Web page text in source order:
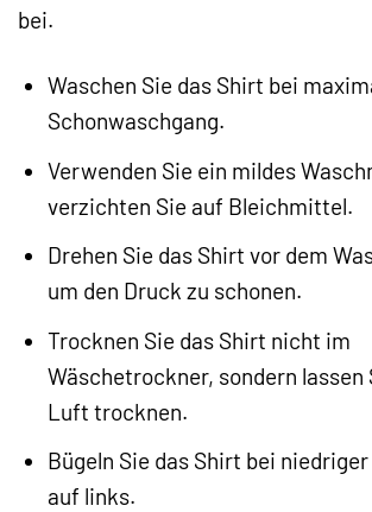
bei.
Waschen Sie das Shirt bei
Schonwaschgang.
Verwenden Sie ein mildes
verzichten Sie auf Bleichmittel.
Drehen Sie das Shirt vor dem
um den Druck zu schonen.
Trocknen Sie das Shirt nicht im
Wäschetrockner, sondern lassen
Luft trocknen.
Bügeln Sie das Shirt bei
auf links.